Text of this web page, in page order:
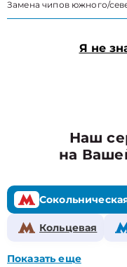
Замена чипов южного/
Я не
Наш
на
Кольцевая
Показать еще